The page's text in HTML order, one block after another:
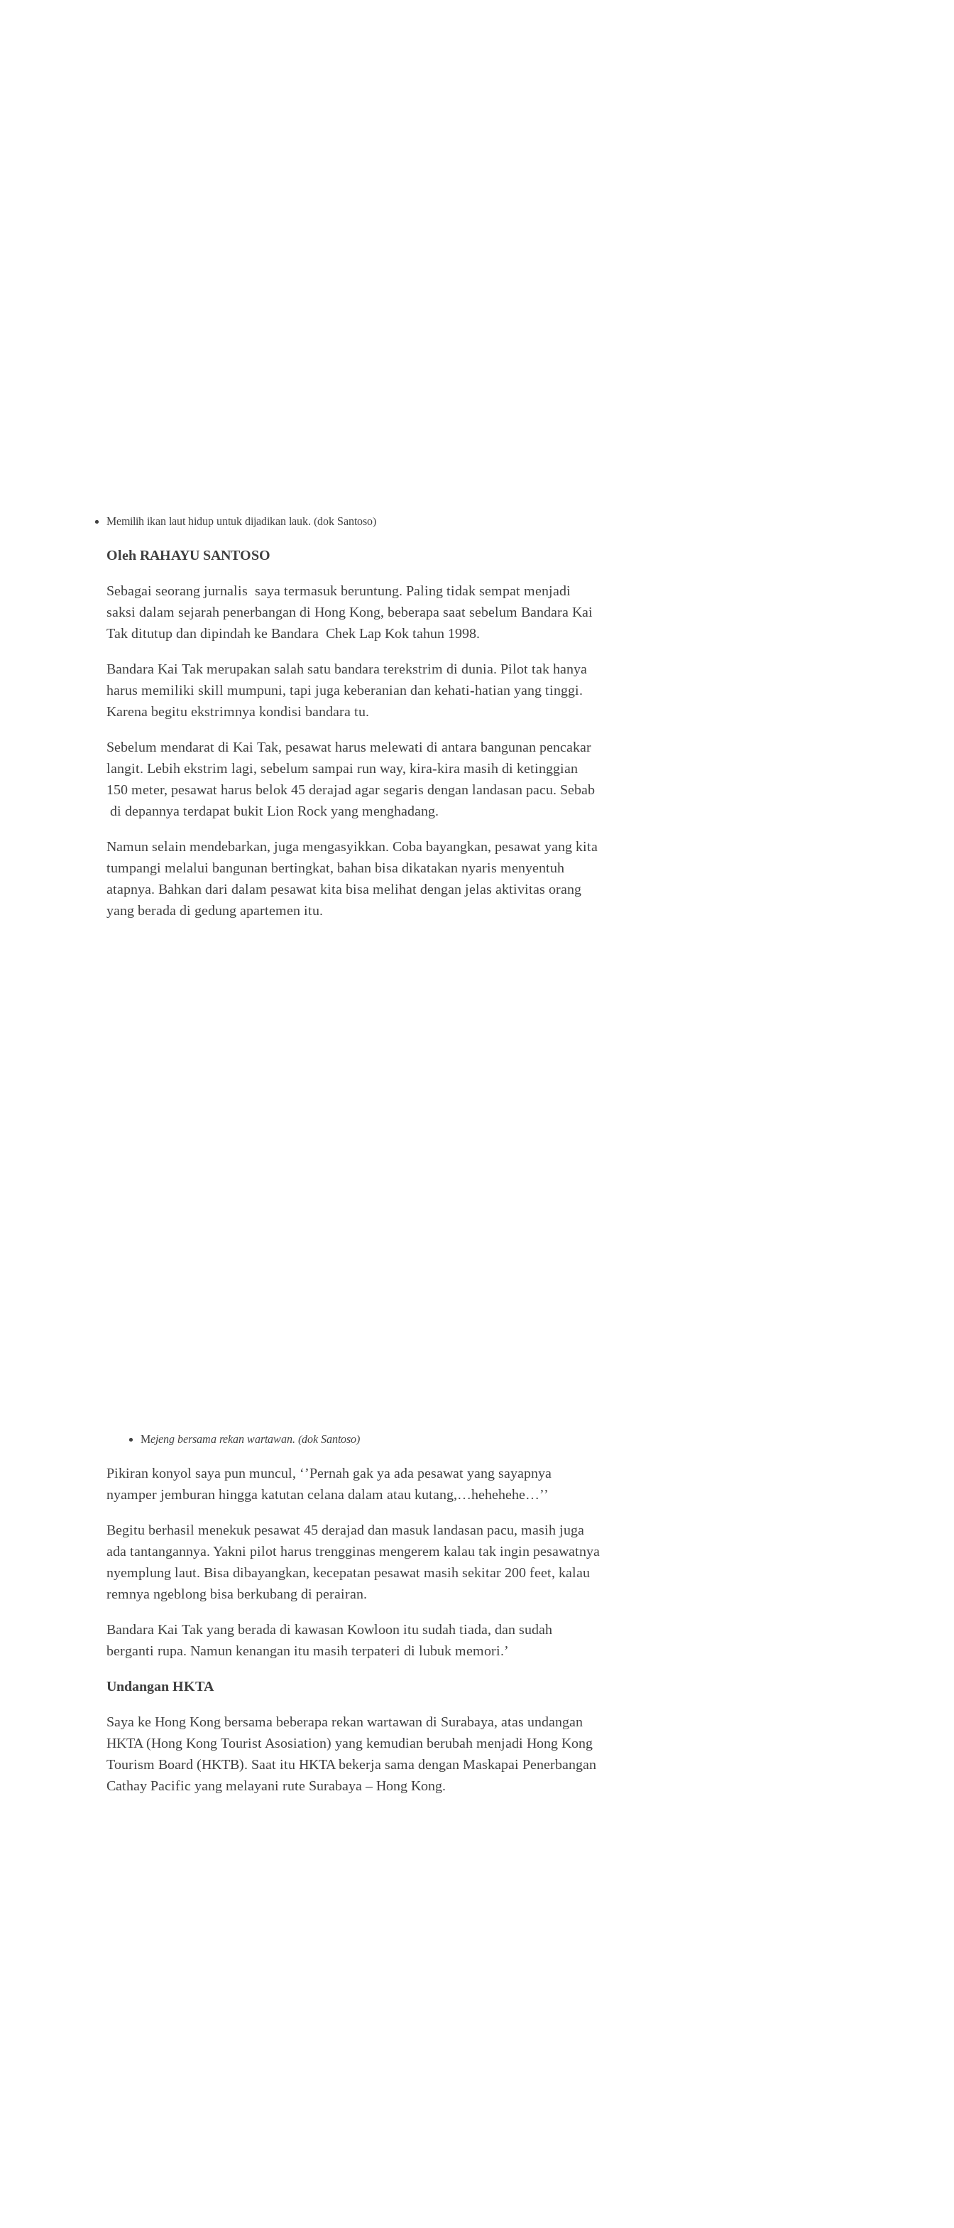
Memilih ikan laut hidup untuk dijadikan lauk. (dok Santoso)
Oleh RAHAYU SANTOSO
Sebagai seorang jurnalis saya termasuk beruntung. Paling tidak sempat menjadi
saksi dalam sejarah penerbangan di Hong Kong, beberapa saat sebelum Bandara Kai
Tak ditutup dan dipindah ke Bandara Chek Lap Kok tahun 1998.
Bandara Kai Tak merupakan salah satu bandara terekstrim di dunia. Pilot tak hanya
harus memiliki skill mumpuni, tapi juga keberanian dan kehati-hatian yang tinggi.
Karena begitu ekstrimnya kondisi bandara tu.
Sebelum mendarat di Kai Tak, pesawat harus melewati di antara bangunan pencakar
langit. Lebih ekstrim lagi, sebelum sampai run way, kira-kira masih di ketinggian
150 meter, pesawat harus belok 45 derajad agar segaris dengan landasan pacu. Sebab
di depannya terdapat bukit Lion Rock yang menghadang.
Namun selain mendebarkan, juga mengasyikkan. Coba bayangkan, pesawat yang kita
tumpangi melalui bangunan bertingkat, bahan bisa dikatakan nyaris menyentuh
atapnya. Bahkan dari dalam pesawat kita bisa melihat dengan jelas aktivitas orang
yang berada di gedung apartemen itu.
Mejeng bersama rekan wartawan. (dok Santoso)
Pikiran konyol saya pun muncul, ‘’Pernah gak ya ada pesawat yang sayapnya
nyamper jemburan hingga katutan celana dalam atau kutang,…hehehehe…’’
Begitu berhasil menekuk pesawat 45 derajad dan masuk landasan pacu, masih juga
ada tantangannya. Yakni pilot harus trengginas mengerem kalau tak ingin pesawatnya
nyemplung laut. Bisa dibayangkan, kecepatan pesawat masih sekitar 200 feet, kalau
remnya ngeblong bisa berkubang di perairan.
Bandara Kai Tak yang berada di kawasan Kowloon itu sudah tiada, dan sudah
berganti rupa. Namun kenangan itu masih terpateri di lubuk memori.’
Undangan HKTA
Saya ke Hong Kong bersama beberapa rekan wartawan di Surabaya, atas undangan
HKTA (Hong Kong Tourist Asosiation) yang kemudian berubah menjadi Hong Kong
Tourism Board (HKTB). Saat itu HKTA bekerja sama dengan Maskapai Penerbangan
Cathay Pacific yang melayani rute Surabaya – Hong Kong.